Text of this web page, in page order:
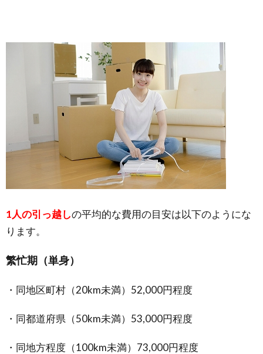
1人の引っ越しの平均的な費用の目安は以下のようにな
ります。
繁忙期（単身）
・同地区町村（20km未満）52,000円程度
・同都道府県（50km未満）53,000円程度
・同地方程度（100km未満）73,000円程度